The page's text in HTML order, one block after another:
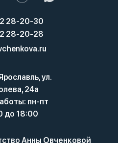
28-20-30
28-20-28
ул.
24а
пн-пт
до 18:00
Анны Овченковой